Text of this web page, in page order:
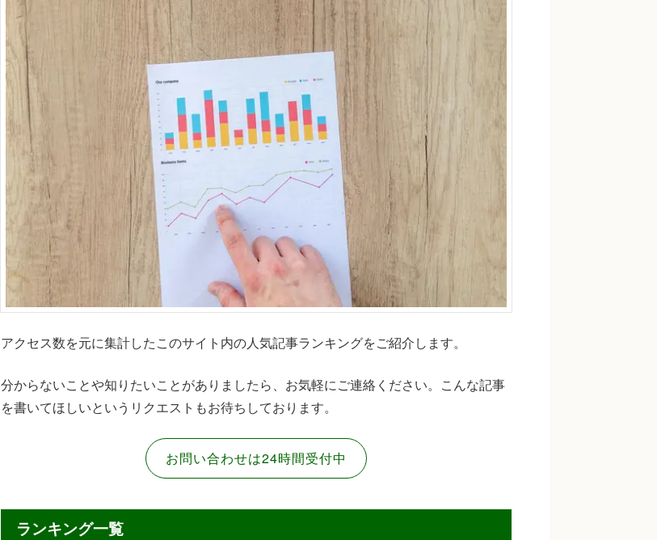
アクセス数を元に集計したこのサイト内の人気記事ランキングをご紹介します。
分からないことや知りたいことがありましたら、お気軽にご連絡ください。こんな記事
を書いてほしいというリクエストもお待ちしております。
お問い合わせは24時間受付中
ランキング一覧